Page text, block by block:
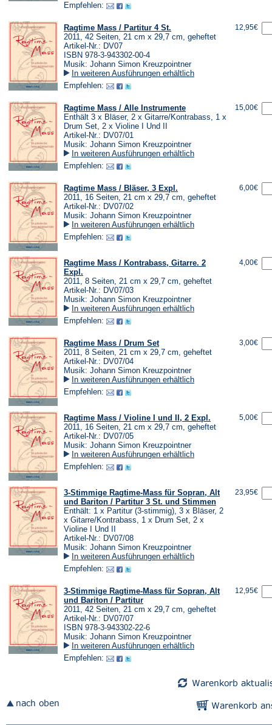
Empfehlen:
Ragtime Mass / Partitur 4 St.
2011, 42 Seiten, 21 cm x 29,7 cm, geheftet
Artikel-Nr.: DV07
ISBN 978-3-943302-00-4
Musik: Johann Simon Kreuzpointner
In weiteren Ausführungen erhältlich
Empfehlen:
12,95€
Ragtime Mass / Alle Instrumente
Enthält 3 x Bläser, 2 x Gitarre/Kontrabass, 1 x
Drum Set, 2 x Violine I Und II
Artikel-Nr.: DV07/01
Musik: Johann Simon Kreuzpointner
In weiteren Ausführungen erhältlich
Empfehlen:
15,00€
Ragtime Mass / Bläser, 3 Expl.
2011, 16 Seiten, 21 cm x 29,7 cm, geheftet
Artikel-Nr.: DV07/02
Musik: Johann Simon Kreuzpointner
In weiteren Ausführungen erhältlich
Empfehlen:
6,00€
Ragtime Mass / Kontrabass, Gitarre. 2
Expl.
2011, 8 Seiten, 21 cm x 29,7 cm, geheftet
Artikel-Nr.: DV07/03
Musik: Johann Simon Kreuzpointner
In weiteren Ausführungen erhältlich
Empfehlen:
4,00€
Ragtime Mass / Drum Set
2011, 8 Seiten, 21 cm x 29,7 cm, geheftet
Artikel-Nr.: DV07/04
Musik: Johann Simon Kreuzpointner
In weiteren Ausführungen erhältlich
Empfehlen:
3,00€
Ragtime Mass / Violine I und II, 2 Expl.
2011, 16 Seiten, 21 cm x 29,7 cm, geheftet
Artikel-Nr.: DV07/05
Musik: Johann Simon Kreuzpointner
In weiteren Ausführungen erhältlich
Empfehlen:
5,00€
3-Stimmige Ragtime-Mass für Sopran, Alt
und Bariton / Partitur 3 St. und Stimmen
Enthält: 1 x Partitur (3-stimmig), 3 x Bläser, 2
x Gitarre/Kontrabass, 1 x Drum Set, 2 x
Violine I Und II
Artikel-Nr.: DV07/08
Musik: Johann Simon Kreuzpointner
In weiteren Ausführungen erhältlich
Empfehlen:
23,95€
3-Stimmige Ragtime-Mass für Sopran, Alt
und Bariton / Partitur
2011, 42 Seiten, 21 cm x 29,7 cm, geheftet
Artikel-Nr.: DV07/07
ISBN 978-3-943302-22-6
Musik: Johann Simon Kreuzpointner
In weiteren Ausführungen erhältlich
Empfehlen:
12,95€